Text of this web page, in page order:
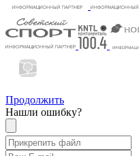
Продолжить
Нашли ошибку?